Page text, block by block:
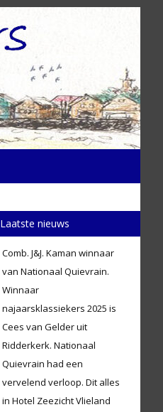
Laatste nieuws
Comb. J&J. Kaman winnaar
van Nationaal Quievrain.
Winnaar
najaarsklassiekers 2025 is
Cees van Gelder uit
Ridderkerk. Nationaal
Quievrain had een
vervelend verloop. Dit alles
in Hotel Zeezicht Vlieland